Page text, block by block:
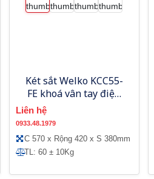
Két sắt Welko KCC55-
FE khoá vân tay điện
Liên hệ
0933.48.1979
C 570 x Rộng 420 x S 380mm
TL: 60 ± 10Kg